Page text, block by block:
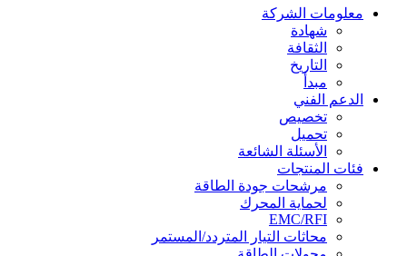
معلومات الشركة
شهادة
الثقافة
التاريخ
مبدأ
الدعم الفني
تخصيص
تحميل
الأسئلة الشائعة
فئات المنتجات
مرشحات جودة الطاقة
لحماية المحرك
EMC/RFI
محاثات التيار المتردد/المستمر